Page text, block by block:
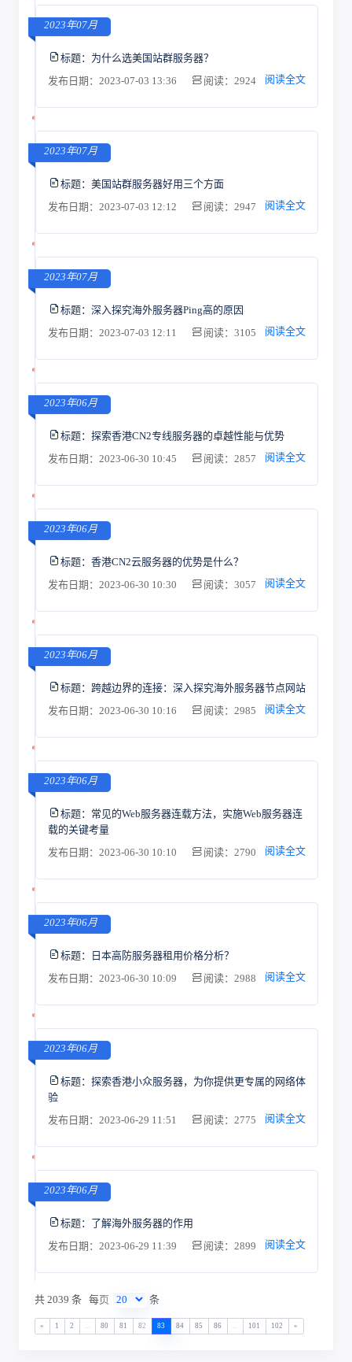
2023年07月
标题： 为什么选美国站群服务器？
发布日期：2023-07-03 13:36
阅读：2924 阅读全文
2023年07月
标题： 美国站群服务器好用三个方面
发布日期：2023-07-03 12:12
阅读：2947 阅读全文
2023年07月
标题： 深入探究海外服务器Ping高的原因
发布日期：2023-07-03 12:11
阅读：3105 阅读全文
2023年06月
标题： 探索香港CN2专线服务器的卓越性能与优势
发布日期：2023-06-30 10:45
阅读：2857 阅读全文
2023年06月
标题： 香港CN2云服务器的优势是什么？
发布日期：2023-06-30 10:30
阅读：3057 阅读全文
2023年06月
标题： 跨越边界的连接：深入探究海外服务器节点网站
发布日期：2023-06-30 10:16
阅读：2985 阅读全文
2023年06月
标题： 常见的Web服务器连载方法，实施Web服务器连
载的关键考量
发布日期：2023-06-30 10:10
阅读：2790 阅读全文
2023年06月
标题：
日本高防服务器租用价格分析？
发布日期：2023-06-30 10:09
阅读：2988 阅读全文
2023年06月
标题： 探索香港小众服务器，为你提供更专属的网络体
验
发布日期：2023-06-29 11:51
阅读：2775 阅读全文
2023年06月
标题： 了解海外服务器的作用
发布日期：2023-06-29 11:39
阅读：2899 阅读全文
共 2039 条 每页 条
« 1 2 80 81 82 83 84 85 86 101 102 »